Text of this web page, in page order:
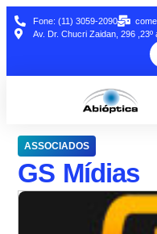
Fone: (11) 3059-2090
Av. Dr. Chucri Zaidan, 296
ASSOCIADOS
GS Mídias